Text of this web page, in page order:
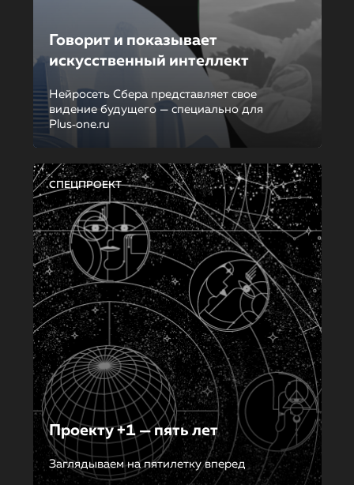
Говорит и показывает
искусственный интеллект
Нейросеть Сбера представляет свое
видение будущего — специально для
Plus‑one.ru
СПЕЦПРОЕКТ
Проекту +1 — пять лет
Заглядываем на пятилетку вперед